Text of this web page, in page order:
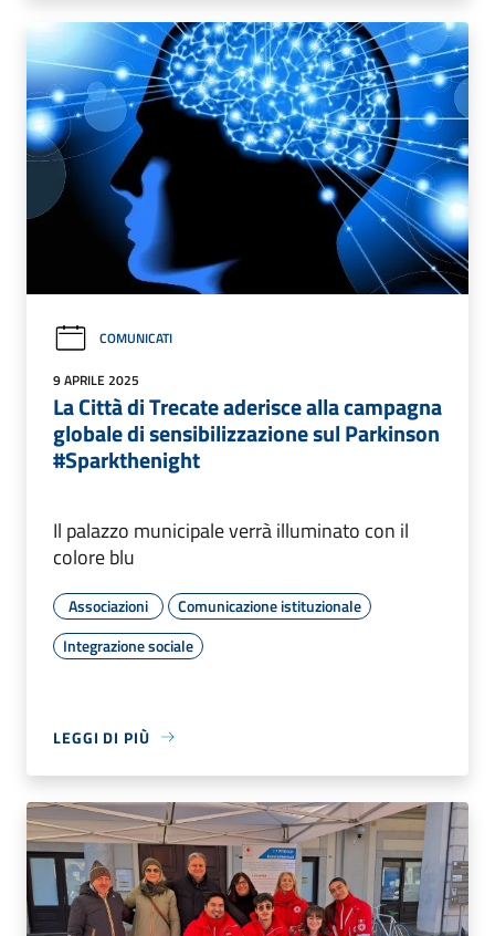
COMUNICATI
9 APRILE 2025
La Città di Trecate aderisce alla campagna
globale di sensibilizzazione sul Parkinson
#Sparkthenight
Il palazzo municipale verrà illuminato con il
colore blu
Associazioni
Comunicazione istituzionale
Integrazione sociale
LEGGI DI PIÙ